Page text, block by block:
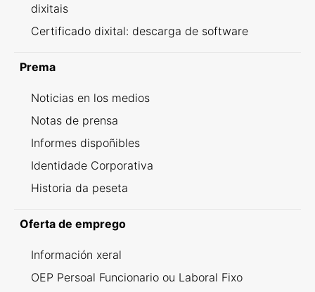
dixitais
Certificado dixital: descarga de software
Prema
Noticias en los medios
Notas de prensa
Informes dispoñibles
Identidade Corporativa
Historia da peseta
Oferta de emprego
Información xeral
OEP Persoal Funcionario ou Laboral Fixo